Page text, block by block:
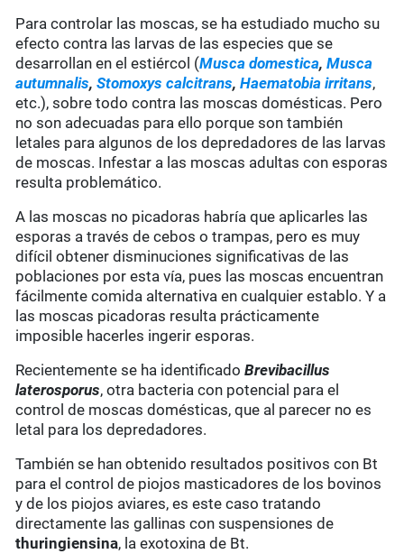
Para controlar las moscas, se ha estudiado mucho su
efecto contra las larvas de las especies que se
desarrollan en el estiércol (Musca domestica,Musca
autumnalis,Stomoxys calcitrans,Haematobia irritans,
etc.), sobre todo contra las moscas domésticas. Pero
no son adecuadas para ello porque son también
letales para algunos de los depredadores de las larvas
de moscas. Infestar a las moscas adultas con esporas
resulta problemático.
A las moscas no picadoras habría que aplicarles las
esporas a través de cebos o trampas, pero es muy
difícil obtener disminuciones significativas de las
poblaciones por esta vía, pues las moscas encuentran
fácilmente comida alternativa en cualquier establo. Y a
las moscas picadoras resulta prácticamente
imposible hacerles ingerir esporas.
Recientemente se ha identificadoBrevibacillus
laterosporus, otra bacteria con potencial para el
control de moscas domésticas, que al parecer no es
letal para los depredadores.
También se han obtenido resultados positivos con Bt
para el control de piojos masticadores de los bovinos
y de los piojos aviares, es este caso tratando
directamente las gallinas con suspensiones de
thuringiensina, la exotoxina de Bt.